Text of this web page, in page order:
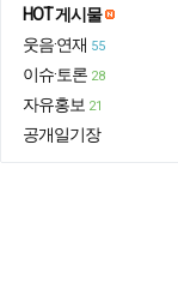
HOT 게시물
웃음·연재 55
이슈·토론 28
자유홍보 21
공개일기장